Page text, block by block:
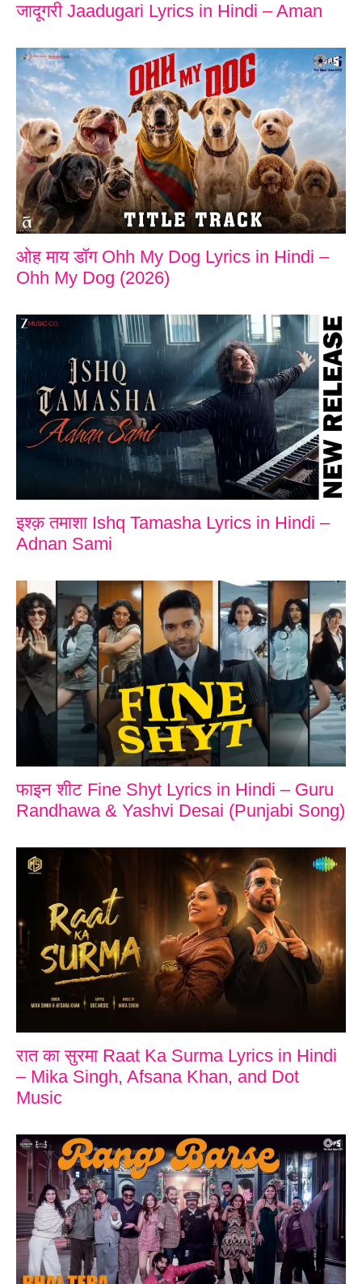
जादूगरी Jaadugari Lyrics in Hindi – Aman
ओह माय डॉग Ohh My Dog Lyrics in Hindi –
Ohh My Dog (2026)
इश्क़ तमाशा Ishq Tamasha Lyrics in Hindi –
Adnan Sami
फाइन शीट Fine Shyt Lyrics in Hindi – Guru
Randhawa & Yashvi Desai (Punjabi Song)
रात का सुरमा Raat Ka Surma Lyrics in Hindi
– Mika Singh, Afsana Khan, and Dot
Music